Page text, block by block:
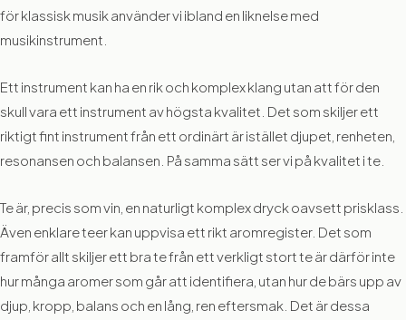
för klassisk musik använder vi ibland en liknelse med
musikinstrument.
Ett instrument kan ha en rik och komplex klang utan att för den
skull vara ett instrument av högsta kvalitet. Det som skiljer ett
riktigt fint instrument från ett ordinärt är istället djupet, renheten,
resonansen och balansen. På samma sätt ser vi på kvalitet i te.
Te är, precis som vin, en naturligt komplex dryck oavsett prisklass.
Även enklare teer kan uppvisa ett rikt aromregister. Det som
framför allt skiljer ett bra te från ett verkligt stort te är därför inte
hur många aromer som går att identifiera, utan hur de bärs upp av
djup, kropp, balans och en lång, ren eftersmak. Det är dessa